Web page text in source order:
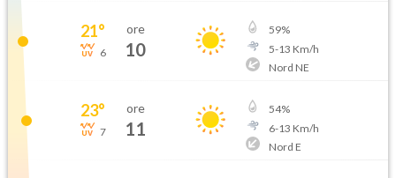
21°
6
ore
10
59%
5-13 Km/h
Nord NE
23°
7
ore
11
54%
6-13 Km/h
Nord E